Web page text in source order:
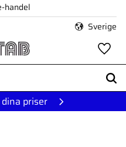
handel
Sverige
priser